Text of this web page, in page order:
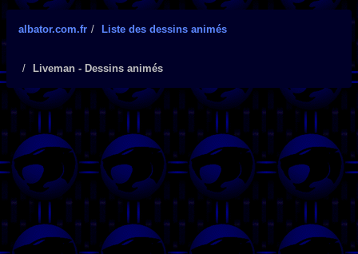
albator.com.fr Liste des dessins animés
Liveman - Dessins animés